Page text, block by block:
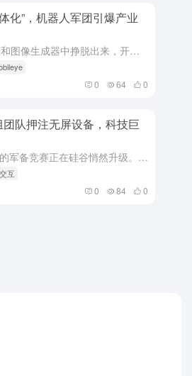
化”，机器人军团引爆产业
当人工智能（AI）从虚拟的聊天框和图像生成器中挣脱出来，开始操控现实世界的机械臂、驱动汽车产线、甚至翩翩起舞时，一个全新的时代已然降临。在刚刚落幕的2026年国际消费电子展（CES）上，“实体化AI...
0 64 0
队押注无屏设备，科技巨
一场围绕音频人工智能 (Audio AI)的军备竞赛正在硅谷悄然升级。最新行业动态指出，人工智能领域的领军企业已悄然完成内部重组，将多个工程、产品和研究团队整合，目标直指下一代音频优先 (Audio...
互
0 84 0